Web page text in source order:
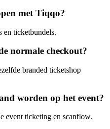
met Tiqqo?
en ticketbundels.
normale checkout?
branded ticketshop
worden op het event?
event ticketing en scanflow.